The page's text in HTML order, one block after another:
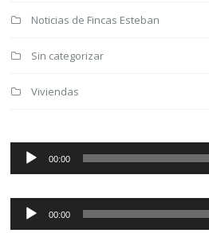
Noticias de Fincas Esteban
Sin categorizar
Viviendas
Reproductor
audio
00:00
Reproductor
audio
00:00